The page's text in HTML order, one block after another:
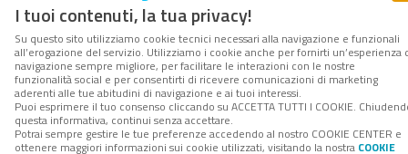
I tuoi contenuti, la tua privacy!
Su questo sito utilizziamo cookie tecnici necessari alla navigazione e funzionali
all’erogazione del servizio. Utilizziamo i cookie anche per fornirti un’esperienza
navigazione sempre migliore, per facilitare le interazioni con le nostre
funzionalità social e per consentirti di ricevere comunicazioni di marketing
aderenti alle tue abitudini di navigazione e ai tuoi interessi.
Puoi esprimere il tuo consenso cliccando su ACCETTA TUTTI I COOKIE.
questa informativa, continui senza accettare.
Potrai sempre gestire le tue preferenze accedendo al nostro COOKIE CENTER e
ottenere maggiori informazioni sui cookie utilizzati, visitando la nostra COOKIE